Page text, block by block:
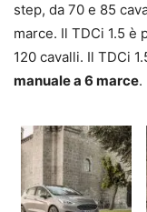
step, da 70 e 85
marce. Il TDCi 1.5 è
120 cavalli. Il TDCi
manuale a 6 marce.